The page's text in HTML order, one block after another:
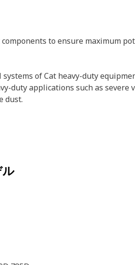
to ensure maximum
of Cat heavy-duty
duty applications such as
dust.
ル